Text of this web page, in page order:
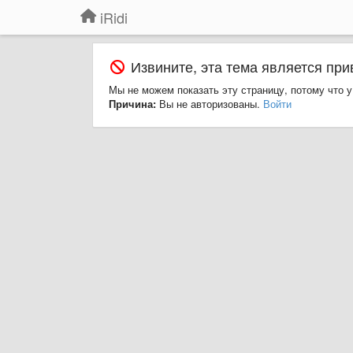
iRidi
Извините, эта тема является
Мы не можем показать эту страницу, потому что
Причина: Вы не авторизованы. Войти